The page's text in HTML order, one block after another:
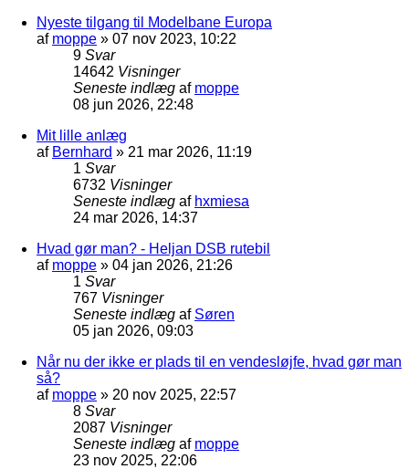
Nyeste tilgang til Modelbane Europa
af moppe » 07 nov 2023, 10:22
9 Svar
14642 Visninger
Seneste indlæg af moppe
08 jun 2026, 22:48
Mit lille anlæg
af Bernhard » 21 mar 2026, 11:19
1 Svar
6732 Visninger
Seneste indlæg af hxmiesa
24 mar 2026, 14:37
Hvad gør man? - Heljan DSB rutebil
af moppe » 04 jan 2026, 21:26
1 Svar
767 Visninger
Seneste indlæg af Søren
05 jan 2026, 09:03
Når nu der ikke er plads til en vendesløjfe, hvad gør man
så?
af moppe » 20 nov 2025, 22:57
8 Svar
2087 Visninger
Seneste indlæg af moppe
23 nov 2025, 22:06